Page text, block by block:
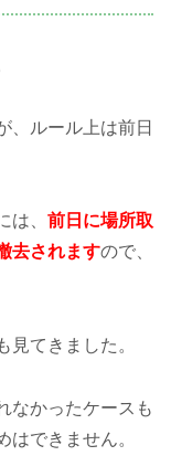
、ルール上は前日
は、 前日に場所取
去されますので、
見てきました。
なかったケースも
はできません。